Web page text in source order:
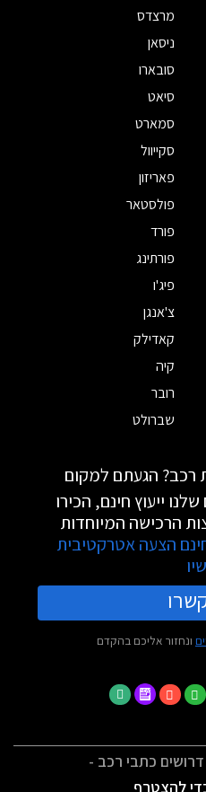
מרצדס
ניסאן
סובארו
סיאט
סמארט
סקייוול
פאריזון
פולסטאר
פורד
פורתינג
פיג'ו
צ'אנגן
קאדילק
קיה
רובר
שברולט
רכב? הגעתם למקום
ייעוץ חינם, הכירו
הרכישה המיוחדות
הצעה אטרקטיבית
ונחזור אליכם בהקדם
כתבי רכב -
להצטרף